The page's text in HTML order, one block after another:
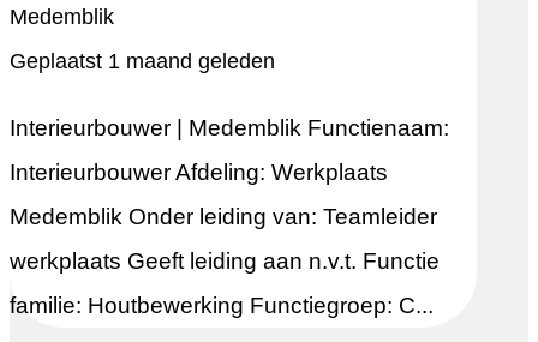
Medemblik
Geplaatst 1 maand geleden
Interieurbouwer | Medemblik Functienaam:
Interieurbouwer Afdeling: Werkplaats
Medemblik Onder leiding van: Teamleider
werkplaats Geeft leiding aan n.v.t. Functie
familie: Houtbewerking Functiegroep: C...